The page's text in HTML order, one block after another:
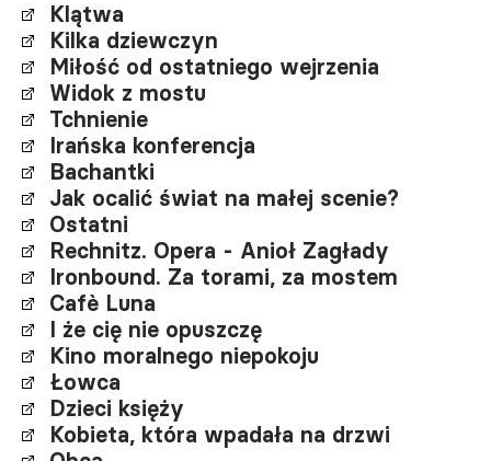
Klątwa
Kilka dziewczyn
Miłość od ostatniego wejrzenia
Widok z mostu
Tchnienie
Irańska konferencja
Bachantki
Jak ocalić świat na małej scenie?
Ostatni
Rechnitz. Opera - Anioł Zagłady
Ironbound. Za torami, za mostem
Cafè Luna
I że cię nie opuszczę
Kino moralnego niepokoju
Łowca
Dzieci księży
Kobieta, która wpadała na drzwi